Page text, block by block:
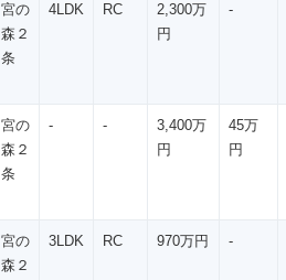
宮の
森２
条
4LDK RC
2,300万
円
-
宮の
森２
条
- -
3,400万
円
45万
円
宮の
森２
3LDK RC 970万円 -